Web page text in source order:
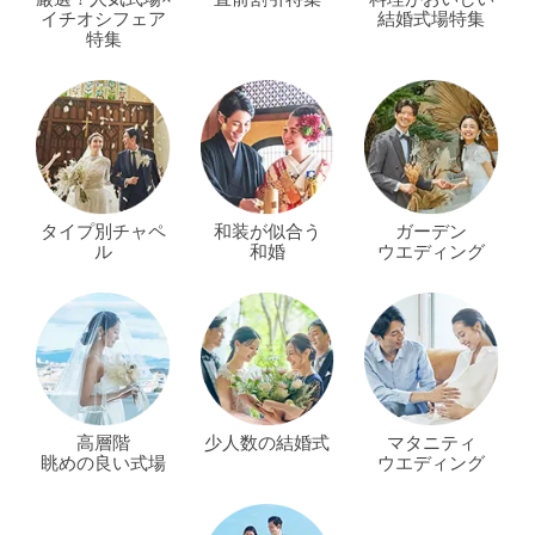
イチオシフェア
特集
結婚式場特集
タイプ別チャペ
ル
和装が似合う
和婚
ガーデン
ウエディング
高層階
眺めの良い式場
少人数の結婚式
マタニティ
ウエディング